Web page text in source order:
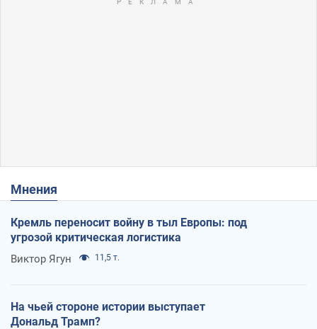
Мнения
Кремль переносит войну в тыл Европы: под
угрозой критическая логистика
Виктор Ягун 11,5 т.
На чьей стороне истории выступает
Дональд Трамп?